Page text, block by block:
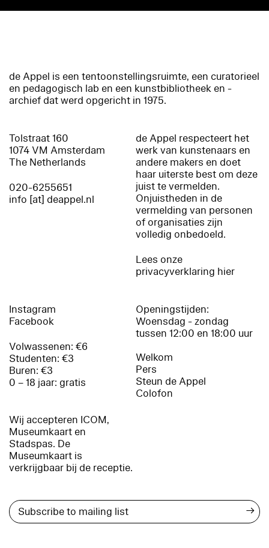
de Appel is een tentoonstellingsruimte, een curatorieel
en pedagogisch lab en een kunstbibliotheek en -
archief dat werd opgericht in 1975.
Tolstraat 160
1074 VM Amsterdam
The Netherlands
020-6255651
info [at] deappel.nl
de Appel respecteert het
werk van kunstenaars en
andere makers en doet
haar uiterste best om deze
juist te vermelden.
Onjuistheden in de
vermelding van personen
of organisaties zijn
volledig onbedoeld.
Lees onze
privacyverklaring hier
Instagram
Facebook
Volwassenen: €6
Studenten: €3
Buren: €3
0 – 18 jaar: gratis
Wij accepteren ICOM,
Museumkaart en
Stadspas. De
Museumkaart is
verkrijgbaar bij de receptie.
Openingstijden:
Woensdag - zondag
tussen 12:00 en 18:00 uur
Welkom
Pers
Steun de Appel
Colofon
→